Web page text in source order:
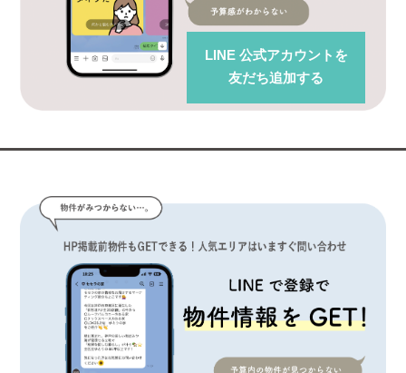
LINE 公式アカウント を
友だち追加する